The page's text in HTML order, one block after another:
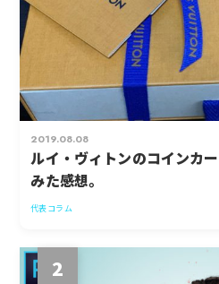
2019.08.08
ルイ・ヴィトンのコインカ
みた感想。
代表コラム
2